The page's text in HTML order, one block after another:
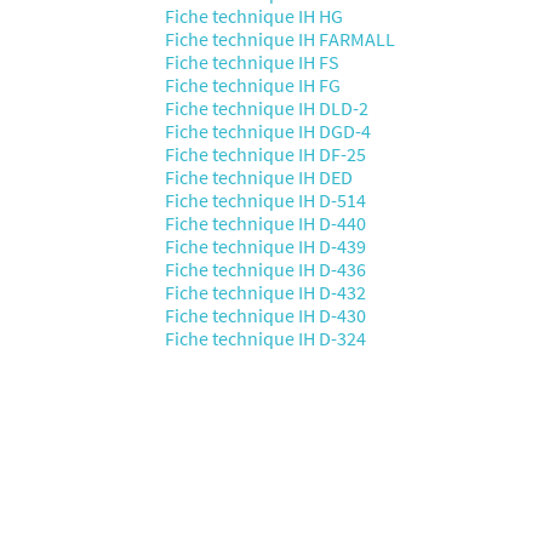
Fiche technique IH HG
Fiche technique IH FARMALL
Fiche technique IH FS
Fiche technique IH FG
Fiche technique IH DLD-2
Fiche technique IH DGD-4
Fiche technique IH DF-25
Fiche technique IH DED
Fiche technique IH D-514
Fiche technique IH D-440
Fiche technique IH D-439
Fiche technique IH D-436
Fiche technique IH D-432
Fiche technique IH D-430
Fiche technique IH D-324